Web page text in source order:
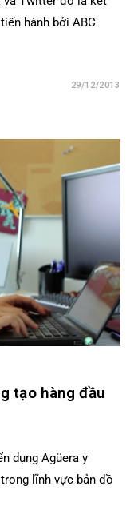
hành bởi ABC
29/12/2013
tạo hàng đầu
dụng Agüera y
lĩnh vực bản đồ